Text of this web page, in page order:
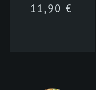
11,90 €